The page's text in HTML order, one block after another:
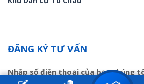
ĐĂNG KÝ TƯ VẤN
Nhập số điện thoại của bạn chúng